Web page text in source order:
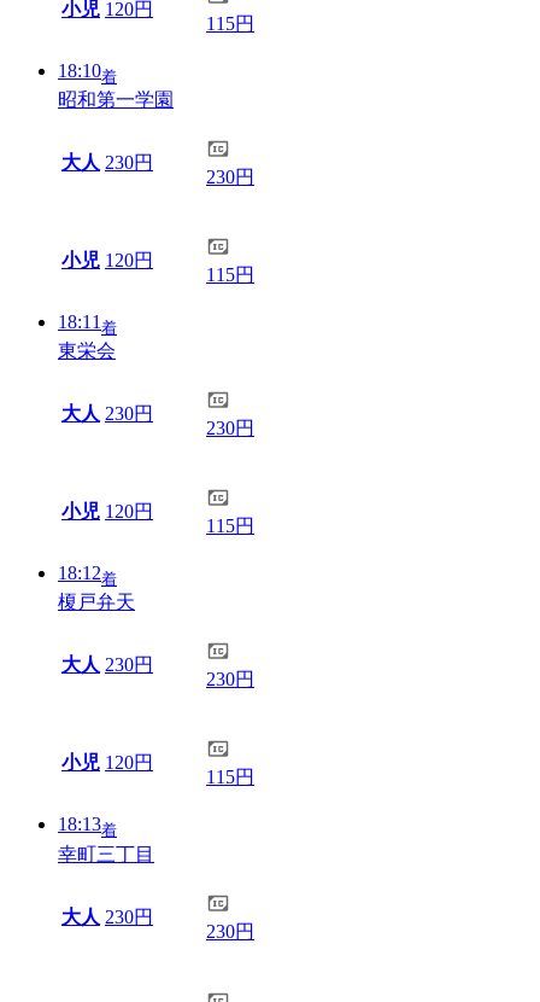
小児 120円
115円
18:10着
昭和第一学園
大人 230円
230円
小児 120円
115円
18:11 着
東栄会
大人 230円
230円
小児 120円
115円
18:12着
榎戸弁天
大人 230円
230円
小児 120円
115円
18:13着
幸町三丁目
大人 230円
230円